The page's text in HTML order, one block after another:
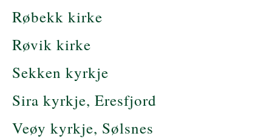
Røbekk kirke
Røvik kirke
Sekken kyrkje
Sira kyrkje, Eresfjord
Veøy kyrkje, Sølsnes